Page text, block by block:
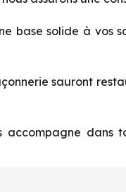
solide à vos
sauront
dans